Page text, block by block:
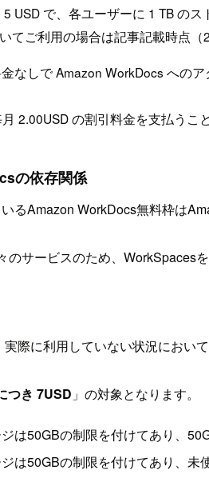
USD で、各ユーザーに 1 TB のス
ご利用の場合は記事記載時点
なしで Amazon WorkDocs への
2.00USD の割引料金を支払うこ
の依存関係
るAmazon WorkDocs無料枠は
サービスのため、WorkSpaces
際に利用していない状況にお
つき 7USD 」の対象となります。
は50GBの制限を付けてあり、
は50GBの制限を付けてあり、未